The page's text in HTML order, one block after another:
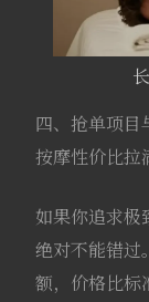
四、抢单项目
按摩性价比拉
如果你追求
绝对不能错过
额，价格比标